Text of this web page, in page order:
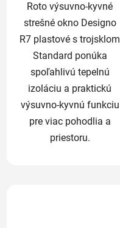
Roto výsuvno-kyvné
strešné okno Designo
R7 plastové s trojsklom
Standard ponúka
spoľahlivú tepelnú
izoláciu a praktickú
výsuvno-kyvnú funkciu
pre viac pohodlia a
priestoru.